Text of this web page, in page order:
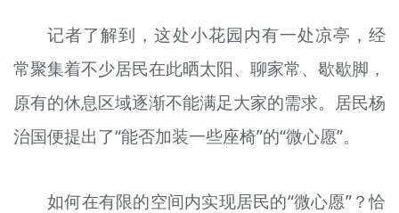
记者了解到，这处小花园内有一处凉亭，经
常聚集着不少居民在此晒太阳、聊家常、歇歇脚，
原有的休息区域逐渐不能满足大家的需求。居民杨
治国便提出了“能否加装一些座椅”的“微心愿”。
如何在有限的空间内实现居民的“微心愿”？恰